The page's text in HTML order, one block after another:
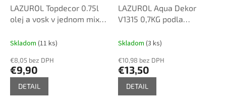
LAZUROL Topdecor 0.75l
olej a vosk v jednom mix
Skladom (11 ks)
€8,05 bez DPH
€9,90
DETAIL
LAZUROL Aqua Dekor
V1315 0,7KG podla
Skladom (3 ks)
€10,98 bez DPH
€13,50
DETAIL